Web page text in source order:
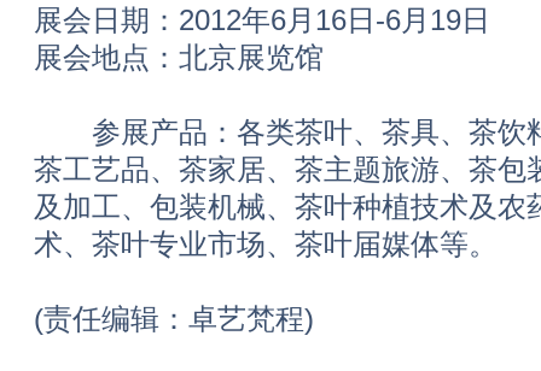
展会日期：2012年6月16日-6月19日
展会地点：北京展览馆
参展产品：各类茶叶、茶具、茶饮
茶工艺品、茶家居、茶主题旅游、茶包
及加工、包装机械、茶叶种植技术及农
术、茶叶专业市场、茶叶届媒体等。
(责任编辑：卓艺梵程)